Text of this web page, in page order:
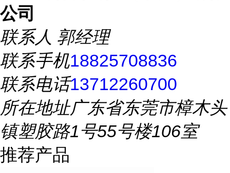
公司
联系人 郭经理
联系手机18825708836
联系电话13712260700
所在地址广东省东莞市樟木头
镇塑胶路1号55号楼106室
推荐产品